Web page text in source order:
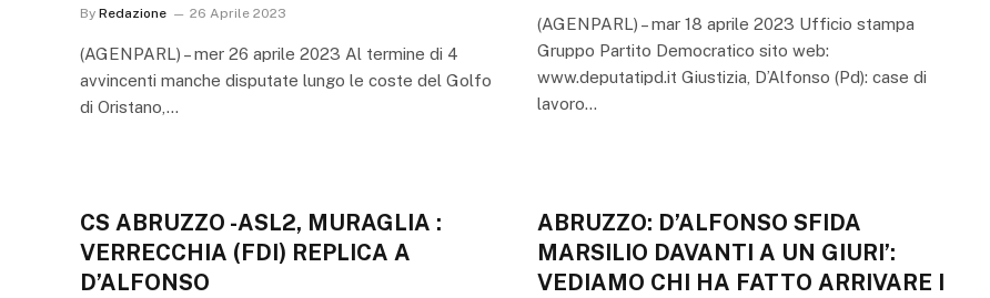
By Redazione 26 Aprile 2023
(AGENPARL) – mer 26 aprile 2023 Al termine di 4
avvincenti manche disputate lungo le coste del Golfo
di Oristano,…
(AGENPARL) – mar 18 aprile 2023 Ufficio stampa
Gruppo Partito Democratico sito web:
www.deputatipd.it Giustizia, D’Alfonso (Pd): case di
lavoro…
CS ABRUZZO -ASL2, MURAGLIA :
VERRECCHIA (FDI) REPLICA A
D’ALFONSO
ABRUZZO: D’ALFONSO SFIDA
MARSILIO DAVANTI A UN GIURI’:
VEDIAMO CHI HA FATTO ARRIVARE I